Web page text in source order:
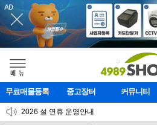
메    뉴
무료매물등록 중고장터 커뮤니티
2026 설 연휴 운영안내
[업데이트]모바일 하단 고정메뉴 추가